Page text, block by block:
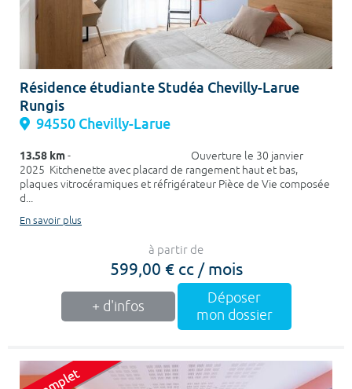
Résidence étudiante Studéa Chevilly-Larue
Rungis
94550 Chevilly-Larue
13.58 km- Ouverture le 30 janvier
2025 Kitchenette avec placard de rangement haut et bas,
plaques vitrocéramiques et réfrigérateur Pièce de Vie composée
d...
En savoir plus
à partir de
599,00 € cc / mois
+ d'infos
Déposer
mon dossier